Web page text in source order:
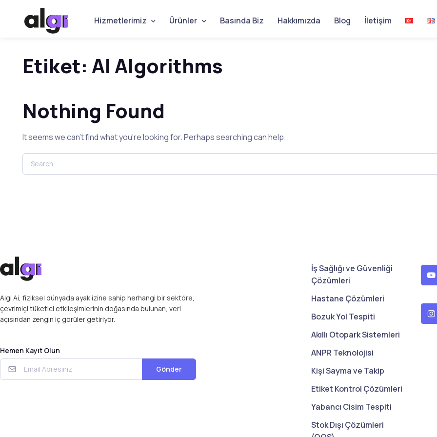
Hizmetlerimiz Ürünler Basında Biz Hakkımızda Blog İletişim
Etiket: AI Algorithms
Nothing Found
It seems we can’t find what you’re looking for. Perhaps searching can help.
Algi Ai, fiziksel dünyada ayak izine sahip herhangi bir sektöre,
çevrimiçi tüketici etkileşimlerinin doğasında bulunan, veri
açısından zengin iç görüler getiriyor.
Hemen Kayıt Olun
Gönder
İş Sağlığı ve Güvenliği
Çözümleri
Hastane Çözümleri
Bozuk Yol Tespiti
Akıllı Otopark Sistemleri
ANPR Teknolojisi
Kişi Sayma ve Takip
Etiket Kontrol Çözümleri
Yabancı Cisim Tespiti
Stok Dışı Çözümleri